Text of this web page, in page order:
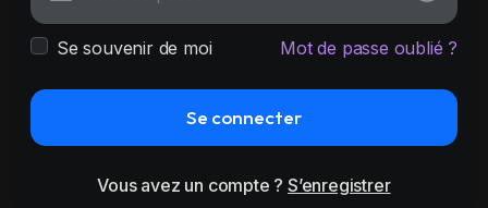
Se souvenir de moi Mot de passe oublié ?
Se connecter
Vous avez un compte ?S’enregistrer